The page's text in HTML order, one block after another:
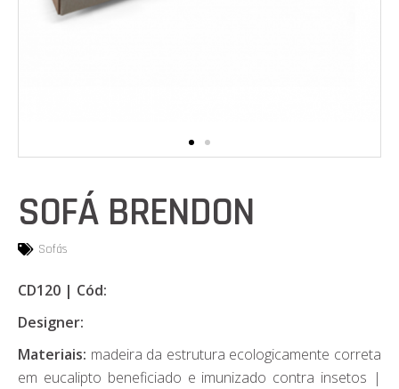
SOFÁ BRENDON
Sofás
CD120 | Cód:
Designer:
Materiais: madeira da estrutura ecologicamente correta
em eucalipto beneficiado e imunizado contra insetos |